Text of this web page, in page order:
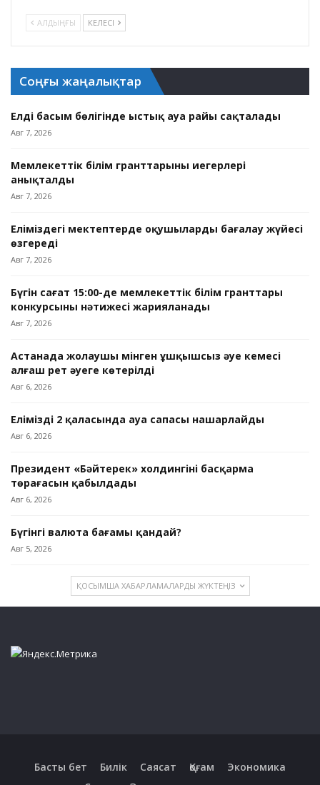
АЛДЫҢҒЫ КЕЛЕСІ
Соңғы жаңалықтар
Елдің басым бөлігінде ыстық ауа райы сақталады
Авг 7, 2026
Мемлекеттік білім гранттарының иегерлері
анықталды
Авг 7, 2026
Еліміздегі мектептерде оқушыларды бағалау жүйесі
өзгереді
Авг 7, 2026
Бүгін сағат 15:00-де мемлекеттік білім гранттары
конкурсының нәтижесі жарияланады
Авг 7, 2026
Астанада жолаушы мінген ұшқышсыз әуе кемесі
алғаш рет әуеге көтерілді
Авг 6, 2026
Еліміздің 2 қаласында ауа сапасы нашарлайды
Авг 6, 2026
Президент «Бәйтерек» холдингінің басқарма
төрағасын қабылдады
Авг 6, 2026
Бүгінгі валюта бағамы қандай?
Авг 5, 2026
ҚОСЫМША ХАБАРЛАМАЛАРДЫ ЖҮКТЕҢІЗ
Басты бет Билік Саясат Қоғам
Экономика